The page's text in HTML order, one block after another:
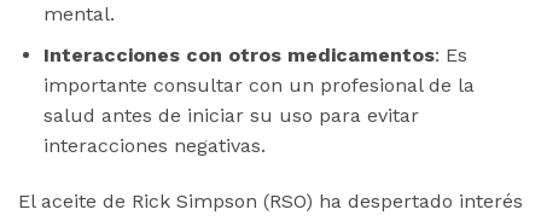
mental.
Interacciones con otros medicamentos: Es
importante consultar con un profesional de la
salud antes de iniciar su uso para evitar
interacciones negativas.
El aceite de Rick Simpson (RSO) ha despertado interés